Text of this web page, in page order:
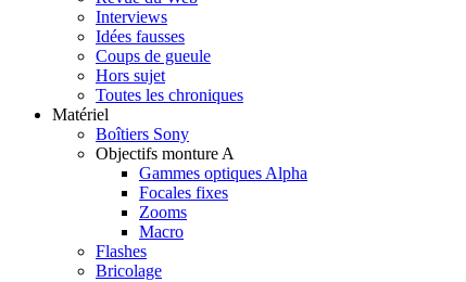
Interviews
Idées fausses
Coups de gueule
Hors sujet
Toutes les chroniques
Matériel
Boîtiers Sony
Objectifs monture A
Gammes optiques Alpha
Focales fixes
Zooms
Macro
Flashes
Bricolage